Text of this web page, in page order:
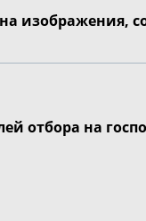
изображения,
отбора на